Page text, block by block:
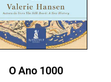
O Ano 1000